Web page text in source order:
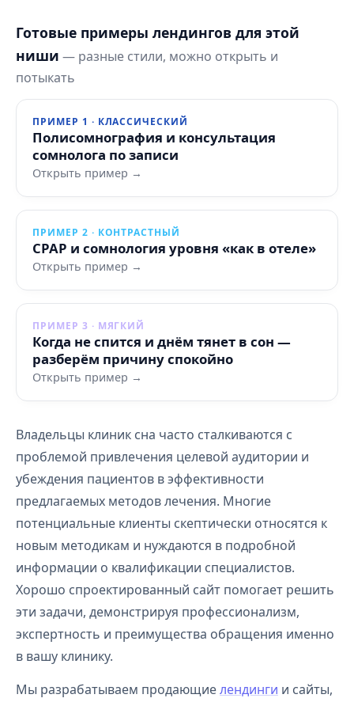
Готовые примеры лендингов для этой
ниши — разные стили, можно открыть и
потыкать
ПРИМЕР 1 · КЛАССИЧЕСКИЙ
Полисомнография и консультация
сомнолога по записи
Открыть пример →
ПРИМЕР 2 · КОНТРАСТНЫЙ
CPAP и сомнология уровня «как в отеле»
Открыть пример →
ПРИМЕР 3 · МЯГКИЙ
Когда не спится и днём тянет в сон —
разберём причину спокойно
Открыть пример →
Владельцы клиник сна часто сталкиваются с
проблемой привлечения целевой аудитории и
убеждения пациентов в эффективности
предлагаемых методов лечения. Многие
потенциальные клиенты скептически относятся к
новым методикам и нуждаются в подробной
информации о квалификации специалистов.
Хорошо спроектированный сайт помогает решить
эти задачи, демонстрируя профессионализм,
экспертность и преимущества обращения именно
в вашу клинику.
Мы разрабатываем продающиелендинги и сайты,